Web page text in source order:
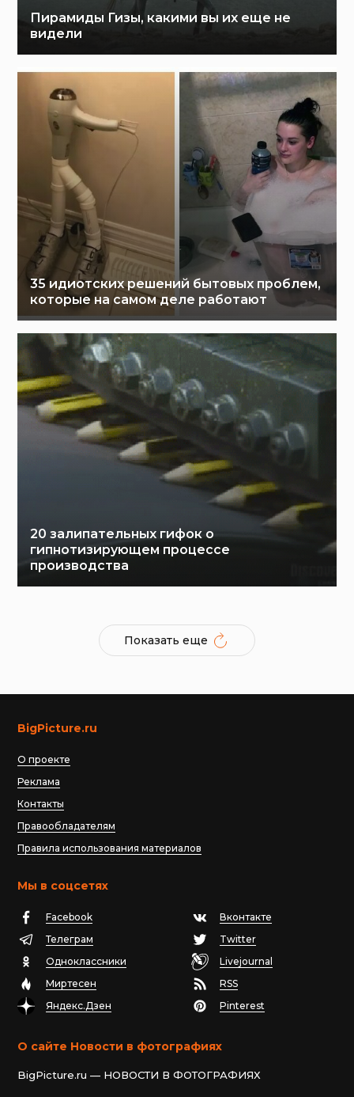
Пирамиды Гизы, какими вы их еще не
видели
35 идиотских решений бытовых проблем,
которые на самом деле работают
20 залипательных гифок о
гипнотизирующем процессе
производства
Показать еще
BigPicture.ru
О проекте
Реклама
Контакты
Правообладателям
Правила использования материалов
Мы в соцсетях
Facebook
Вконтакте
Телеграм
Twitter
Одноклассники
Livejournal
Миртесен
RSS
Яндекс.Дзен
Pinterest
О сайте Новости в фотографиях
BigPicture.ru — НОВОСТИ В ФОТОГРАФИЯХ